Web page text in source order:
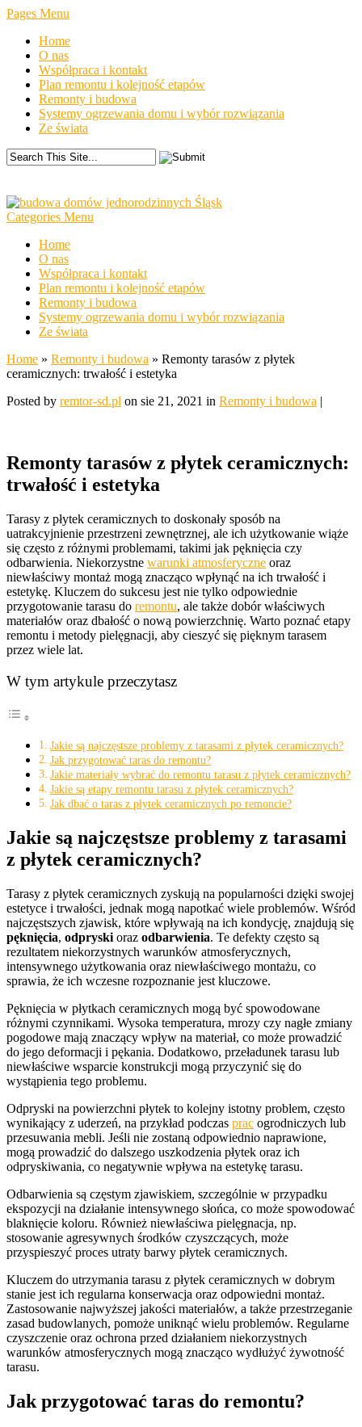
Pages Menu
Home
O nas
Współpraca i kontakt
Plan remontu i kolejność etapów
Remonty i budowa
Systemy ogrzewania domu i wybór rozwiązania
Ze świata
Categories Menu
Home
O nas
Współpraca i kontakt
Plan remontu i kolejność etapów
Remonty i budowa
Systemy ogrzewania domu i wybór rozwiązania
Ze świata
Home » Remonty i budowa » Remonty tarasów z płytek
ceramicznych: trwałość i estetyka
Posted by remtor-sd.pl on sie 21, 2021 in Remonty i budowa |
Remonty tarasów z płytek ceramicznych:
trwałość i estetyka
Tarasy z płytek ceramicznych to doskonały sposób na
uatrakcyjnienie przestrzeni zewnętrznej, ale ich użytkowanie wiąże
się często z różnymi problemami, takimi jak pęknięcia czy
odbarwienia. Niekorzystne warunki atmosferyczne oraz
niewłaściwy montaż mogą znacząco wpłynąć na ich trwałość i
estetykę. Kluczem do sukcesu jest nie tylko odpowiednie
przygotowanie tarasu do remontu, ale także dobór właściwych
materiałów oraz dbałość o nową powierzchnię. Warto poznać etapy
remontu i metody pielęgnacji, aby cieszyć się pięknym tarasem
przez wiele lat.
W tym artykule przeczytasz
Jakie są najczęstsze problemy z tarasami z płytek ceramicznych?
Jak przygotować taras do remontu?
Jakie materiały wybrać do remontu tarasu z płytek ceramicznych?
Jakie są etapy remontu tarasu z płytek ceramicznych?
Jak dbać o taras z płytek ceramicznych po remoncie?
Jakie są najczęstsze problemy z tarasami
z płytek ceramicznych?
Tarasy z płytek ceramicznych zyskują na popularności dzięki swojej
estetyce i trwałości, jednak mogą napotkać wiele problemów. Wśród
najczęstszych zjawisk, które wpływają na ich kondycję, znajdują się
pęknięcia, odpryski oraz odbarwienia. Te defekty często są
rezultatem niekorzystnych warunków atmosferycznych,
intensywnego użytkowania oraz niewłaściwego montażu, co
sprawia, że ich wczesne rozpoznanie jest kluczowe.
Pęknięcia w płytkach ceramicznych mogą być spowodowane
różnymi czynnikami. Wysoka temperatura, mrozy czy nagłe zmiany
pogodowe mają znaczący wpływ na materiał, co może prowadzić
do jego deformacji i pękania. Dodatkowo, przeładunek tarasu lub
niewłaściwe wsparcie konstrukcji mogą przyczynić się do
wystąpienia tego problemu.
Odpryski na powierzchni płytek to kolejny istotny problem, często
wynikający z uderzeń, na przykład podczas prac ogrodniczych lub
przesuwania mebli. Jeśli nie zostaną odpowiednio naprawione,
mogą prowadzić do dalszego uszkodzenia płytek oraz ich
odpryskiwania, co negatywnie wpływa na estetykę tarasu.
Odbarwienia są częstym zjawiskiem, szczególnie w przypadku
ekspozycji na działanie intensywnego słońca, co może spowodować
blaknięcie koloru. Również niewłaściwa pielęgnacja, np.
stosowanie agresywnych środków czyszczących, może
przyspieszyć proces utraty barwy płytek ceramicznych.
Kluczem do utrzymania tarasu z płytek ceramicznych w dobrym
stanie jest ich regularna konserwacja oraz odpowiedni montaż.
Zastosowanie najwyższej jakości materiałów, a także przestrzeganie
zasad budowlanych, pomoże uniknąć wielu problemów. Regularne
czyszczenie oraz ochrona przed działaniem niekorzystnych
warunków atmosferycznych mogą znacząco wydłużyć żywotność
tarasu.
Jak przygotować taras do remontu?